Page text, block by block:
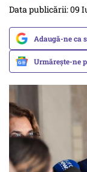
Data publicării: 09
Adaugă-ne ca
Urmărește-ne